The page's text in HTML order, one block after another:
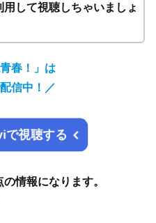
して視聴しちゃいましょ
春！」は
信中！／
で視聴する
情報になります。